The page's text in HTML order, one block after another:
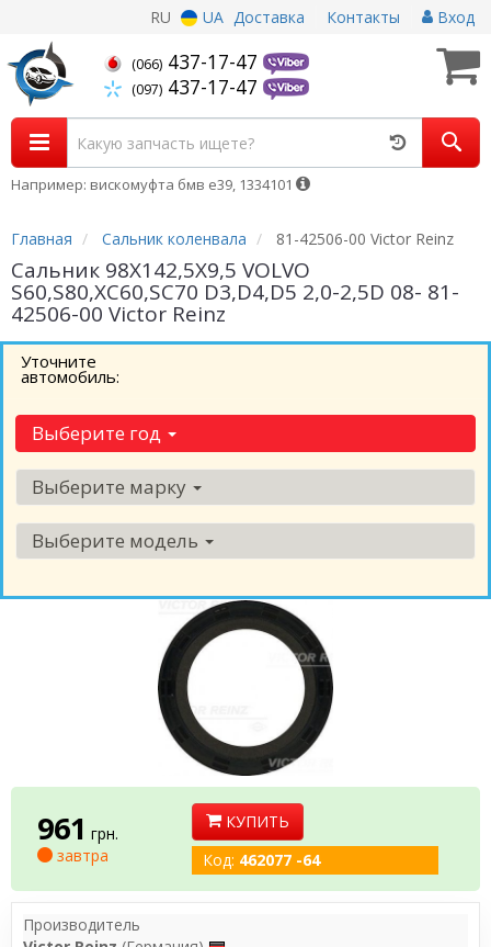
RU UA Доставка Контакты Вход
(066) 437-17-47
(097) 437-17-47
Например: вискомуфта бмв е39, 1334101
Главная Сальник коленвала 81-42506-00 Victor Reinz
Сальник 98Х142,5Х9,5 VOLVO
S60,S80,XC60,SC70 D3,D4,D5 2,0-2,5D 08- 81-
42506-00 Victor Reinz
Уточните
автомобиль:
Выберите год
Выберите марку
Выберите модель
961 грн.
завтра
КУПИТЬ
Код: 462077 -64
Производитель